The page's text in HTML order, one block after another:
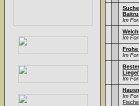
Im
Im
Im
Im
Im